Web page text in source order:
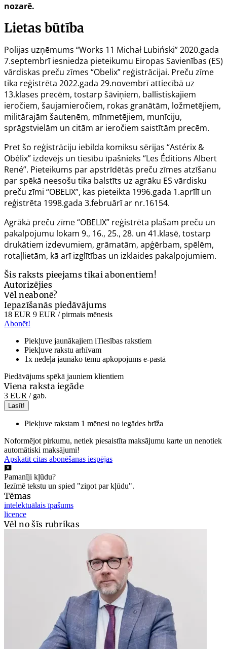
nozarē.
Lietas būtība
Polijas uzņēmums “Works 11 Michał Lubiński” 2020.gada
7.septembrī iesniedza pieteikumu Eiropas Savienības (ES)
vārdiskas preču zīmes “Obelix” reģistrācijai. Preču zīme
tika reģistrēta 2022.gada 29.novembrī attiecībā uz
13.klases precēm, tostarp šāviņiem, ballistiskajiem
ieročiem, šaujamieročiem, rokas granātām, ložmetējiem,
militārajām šautenēm, mīnmetējiem, munīciju,
sprāgstvielām un citām ar ieročiem saistītām precēm.
Pret šo reģistrāciju iebilda komiksu sērijas “Astérix &
Obélix” izdevējs un tiesību īpašnieks “Les Éditions Albert
René”. Pieteikums par apstrīdētās preču zīmes atzīšanu
par spēkā neesošu tika balstīts uz agrāku ES vārdisku
preču zīmi “OBELIX”, kas pieteikta 1996.gada 1.aprīlī un
reģistrēta 1998.gada 3.februārī ar nr.16154.
Agrākā preču zīme “OBELIX” reģistrēta plašam preču un
pakalpojumu lokam 9., 16., 25., 28. un 41.klasē, tostarp
drukātiem izdevumiem, grāmatām, apģērbam, spēlēm,
rotaļlietām, kā arī izglītības un izklaides pakalpojumiem.
Šis raksts pieejams tikai abonentiem!
Autorizējies
Vēl neabonē?
Iepazīšanās piedāvājums
18 EUR 9 EUR / pirmais mēnesis
Abonēt!
Piekļuve jaunākajiem iTiesības rakstiem
Piekļuve rakstu arhīvam
1x nedēļā jaunāko tēmu apkopojums e-pastā
Piedāvājums spēkā jauniem klientiem
Viena raksta iegāde
3 EUR / gab.
Lasīt!
Piekļuve rakstam 1 mēnesi no iegādes brīža
Noformējot pirkumu, netiek piesaistīta maksājumu karte un nenotiek
automātiski maksājumi!
Apskatīt citas abonēšanas iespējas
Pamanīji kļūdu?
Iezīmē tekstu un spied "ziņot par kļūdu".
Tēmas
intelektuālais īpašums
licence
Vēl no šīs rubrikas